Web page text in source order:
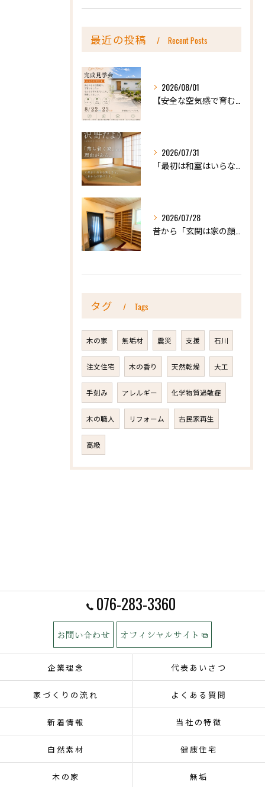
最近の投稿 Recent Posts
2026/08/01
2026/07/31
2026/07/28
タグ Tags
木の家 無垢材 震災 支援 石川
注文住宅 木の香り 天然乾燥 大工
手刻み アレルギー 化学物質過敏症
木の職人 リフォーム 古民家再生
高級
076-283-3360
お問い合わせ オフィシャルサイト
企業理念 代表あいさつ
家づくりの流れ よくある質問
新着情報 当社の特徴
自然素材 健康住宅
木の家 無垢